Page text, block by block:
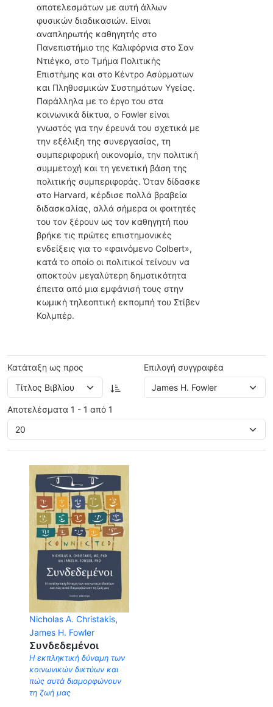
αποτελεσμάτων με αυτή άλλων
φυσικών διαδικασιών. Είναι
αναπληρωτής καθηγητής στο
Πανεπιστήμιο της Καλιφόρνια στο Σαν
Ντιέγκο, στο Τμήμα Πολιτικής
Επιστήμης και στο Κέντρο Ασύρματων
και Πληθυσμικών Συστημάτων Υγείας.
Παράλληλα με το έργο του στα
κοινωνικά δίκτυα, ο Fowler είναι
γνωστός για την έρευνά του σχετικά με
την εξέλιξη της συνεργασίας, τη
συμπεριφορική οικονομία, την πολιτική
συμμετοχή και τη γενετική βάση της
πολιτικής συμπεριφοράς. Όταν δίδασκε
στο Harvard, κέρδισε πολλά βραβεία
διδασκαλίας, αλλά σήμερα οι φοιτητές
του τον ξέρουν ως τον καθηγητή που
βρήκε τις πρώτες επιστημονικές
ενδείξεις για το «φαινόμενο Colbert»,
κατά το οποίο οι πολιτικοί τείνουν να
αποκτούν μεγαλύτερη δημοτικότητα
έπειτα από μια εμφάνισή τους στην
κωμική τηλεοπτική εκπομπή του Στίβεν
Κολμπέρ.
Κατάταξη ως προς Επιλογή συγγραφέα
Αποτελέσματα 1 - 1 από 1
Nicholas Α. Christakis,
James H. Fowler
Συνδεδεμένοι
Η εκπληκτική δύναμη των
κοινωνικών δικτύων και
πώς αυτά διαμορφώνουν
τη ζωή μας